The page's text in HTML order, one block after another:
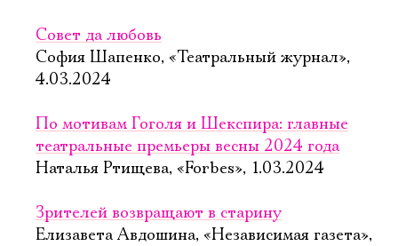
Совет да любовь
София Шапенко, «Театральный журнал»,
4.03.2024
По мотивам Гоголя и Шекспира: главные
театральные премьеры весны 2024 года
Наталья Ртищева, «Forbes», 1.03.2024
Зрителей возвращают в старину
Елизавета Авдошина, «Независимая газета»,